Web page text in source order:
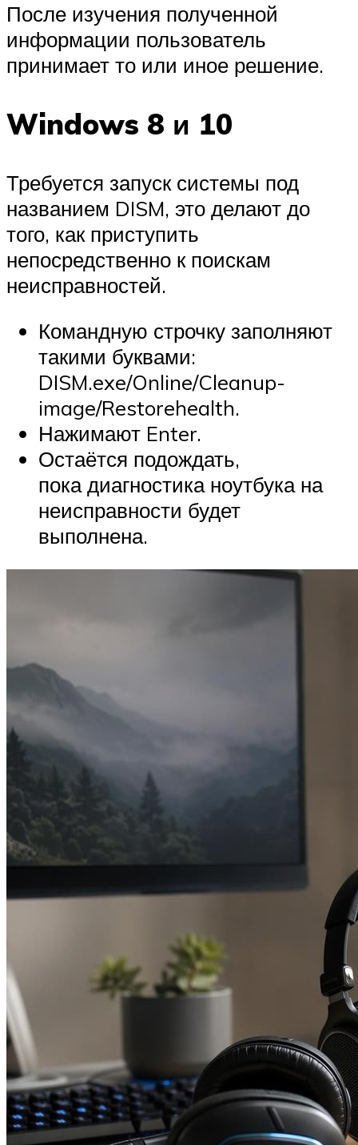
После изучения полученной
информации пользователь
принимает то или иное решение.
Windows 8 и 10
Требуется запуск системы под
названием DISM, это делают до
того, как приступить
непосредственно к поискам
неисправностей.
Командную строчку заполняют
такими буквами:
DISM.exe/Online/Cleanup-
image/Restorehealth.
Нажимают Enter.
Остаётся подождать,
пока диагностика ноутбука на
неисправности будет
выполнена.